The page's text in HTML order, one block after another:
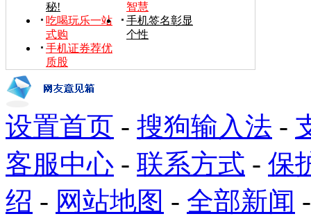
秘!
智慧
吃喝玩乐一站
式购
手机签名彰显
个性
手机证券荐优
质股
设置首页 - 搜狗输入法 -
客服中心 - 联系方式 - 保
绍 - 网站地图 - 全部新闻